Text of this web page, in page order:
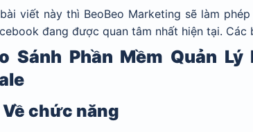
viết này thì BeoBeo Marketing sẽ làm
đang được quan tâm nhất hiện tại. Các
Sánh Phần Mềm Quản
Về chức năng